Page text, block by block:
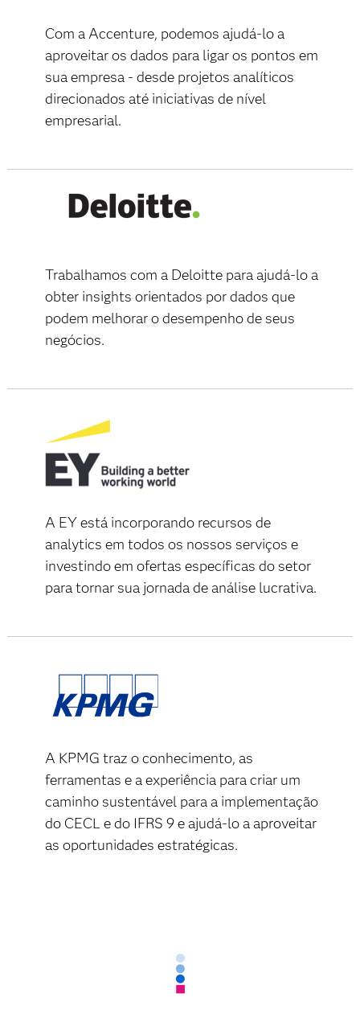
Com a Accenture, podemos ajudá-lo a
aproveitar os dados para ligar os pontos em
sua empresa - desde projetos analíticos
direcionados até iniciativas de nível
empresarial.
Trabalhamos com a Deloitte para ajudá-lo a
obter insights orientados por dados que
podem melhorar o desempenho de seus
negócios.
A EY está incorporando recursos de
analytics em todos os nossos serviços e
investindo em ofertas específicas do setor
para tornar sua jornada de análise lucrativa.
A KPMG traz o conhecimento, as
ferramentas e a experiência para criar um
caminho sustentável para a implementação
do CECL e do IFRS 9 e ajudá-lo a aproveitar
as oportunidades estratégicas.